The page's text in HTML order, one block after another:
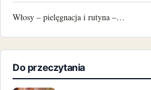
Włosy – pielęgnacja i rutyna –…
Do przeczytania